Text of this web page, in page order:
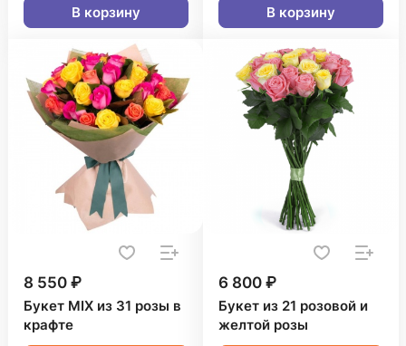
В корзину В корзину
8 550 ₽
Букет MIX из 31 розы в
крафте
6 800 ₽
Букет из 21 розовой и
желтой розы